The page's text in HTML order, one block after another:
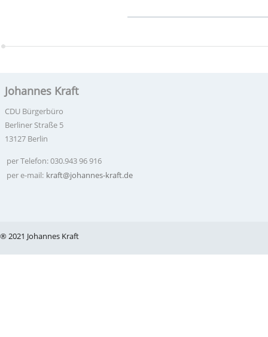
Johannes Kraft
CDU Bürgerbüro
Berliner Straße 5
13127 Berlin
per Telefon: 030.943 96 916
per e-mail: kraft@johannes-kraft.de
® 2021 Johannes Kraft